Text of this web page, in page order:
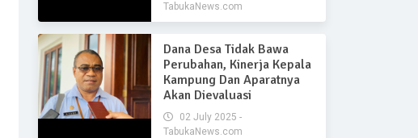
TabukaNews.com
Dana Desa Tidak Bawa
Perubahan, Kinerja Kepala
Kampung Dan Aparatnya
Akan Dievaluasi
02 July 2025 -
TabukaNews.com